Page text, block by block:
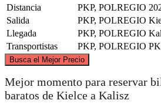
Distancia
PKP, POLREGIO
Salida
PKP, POLREGIO
Llegada
PKP, POLREGIO
Transportistas
PKP, POLREGIO
Busca el Mejor Precio
Kalisz
©CARTO
Mejor momento para reservar
baratos de Kielce a Kalisz